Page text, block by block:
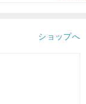
ショップへ